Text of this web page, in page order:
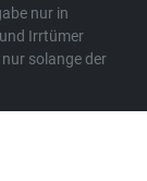
nur in
Irrtümer
solange der